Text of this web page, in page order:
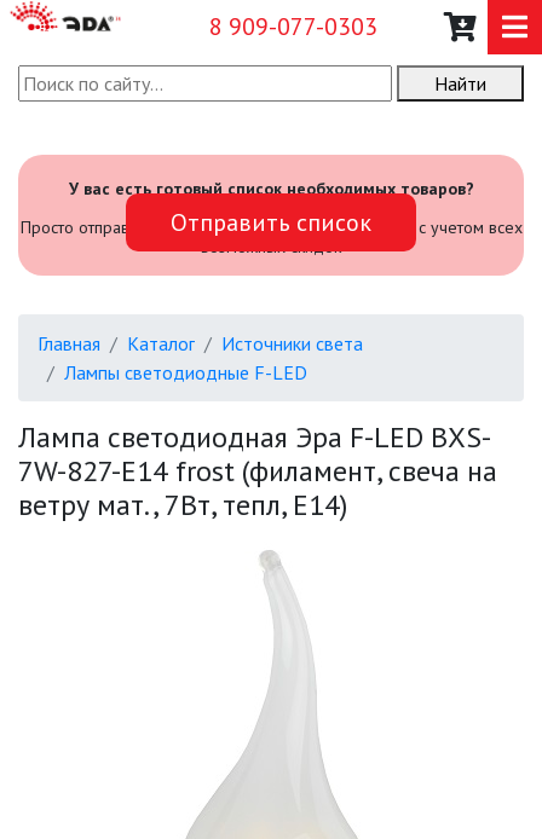
8 909-077-0303
О КОМПАНИИ
САДОВЫЙ ИНВЕНТАРЬ И
ИНСТРУМЕНТЫ
ОФИСНЫЕ ПОДВЕСНЫЕ
СВЕТИЛЬНИКИ «GEOMETRIA»
ПРОЖЕКТОРЫ
ФОНАРИ
САДОВЫЕ СВЕТИЛЬНИКИ
СВЕТИЛЬНИКИ
СВЕТИЛЬНИКИ ДЛЯ РОСТА
РАСТЕНИЙ (ФИТОСВЕТИЛЬНИКИ)
Найти
У вас есть готовый список необходимых товаров?
Просто отправьте его нам и мы посчитаем стоимость с учетом всех
возможных скидок
Отправить список
Главная Каталог
Источники света
Лампы светодиодные F-LED
Лампа светодиодная Эра F-LED BXS-
7W-827-E14 frost (филамент, свеча на
ветру мат., 7Вт, тепл, E14)